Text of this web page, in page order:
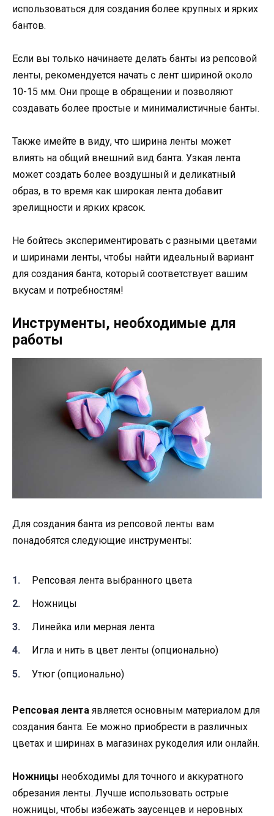
использоваться для создания более крупных и ярких
бантов.
Если вы только начинаете делать банты из репсовой
ленты, рекомендуется начать с лент шириной около
10-15 мм. Они проще в обращении и позволяют
создавать более простые и минималистичные банты.
Также имейте в виду, что ширина ленты может
влиять на общий внешний вид банта. Узкая лента
может создать более воздушный и деликатный
образ, в то время как широкая лента добавит
зрелищности и ярких красок.
Не бойтесь экспериментировать с разными цветами
и ширинами ленты, чтобы найти идеальный вариант
для создания банта, который соответствует вашим
вкусам и потребностям!
Инструменты, необходимые для
работы
Для создания банта из репсовой ленты вам
понадобятся следующие инструменты:
Репсовая лента выбранного цвета
Ножницы
Линейка или мерная лента
Игла и нить в цвет ленты (опционально)
Утюг (опционально)
Репсовая лента является основным материалом для
создания банта. Ее можно приобрести в различных
цветах и ширинах в магазинах рукоделия или онлайн.
Ножницы необходимы для точного и аккуратного
обрезания ленты. Лучше использовать острые
ножницы, чтобы избежать заусенцев и неровных